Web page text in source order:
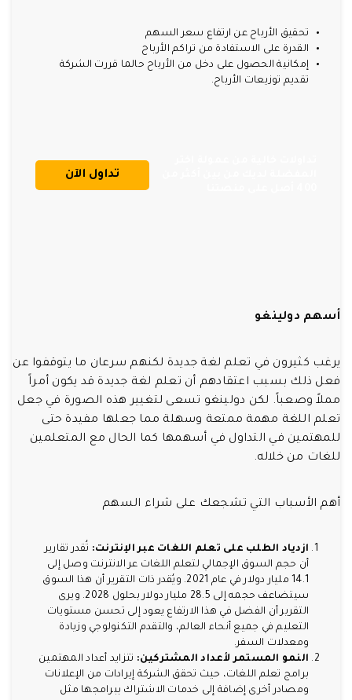
تحقيق الأرباح عن ارتفاع سعر السهم
القدرة على الاستفادة من تراكم الأرباح
إمكانية الحصول على دخل من الأرباح حالما قررت الشركة
تقديم توزيعات الأرباح.
تداول الآن
أسهم دولينغو
يرغب كثيرون في تعلم لغة جديدة لكنهم سرعان ما يتوقفوا عن
فعل ذلك بسبب اعتقادهم أن تعلم لغة جديدة قد يكون أمراً
مملاً وصعباً. لكن دولينغو تسعى لتغيير هذه الصورة في جعل
تعلم اللغة مهمة ممتعة وسهلة مما جعلها مفيدة حتى
للمهتمين في التداول في أسهمها كما الحال مع المتعلمين
للغات من خلاله.
أهم الأسباب التي تشجعك على شراء السهم
ازدياد الطلب على تعلم اللغات عبر الإنترنت: تُقدر تقارير
أن حجم السوق الإجمالي لتعلم اللغات عر الانترنت وصل إلى
14.1 مليار دولار في عام 2021. ويُقدر ذات التقرير أن هذا السوق
سيتضاعف حجمه إلى 28.5 مليار دولار بحلول 2028. ويرى
التقرير أن الفضل في هذا الارتفاع يعود إلى تحسن مستويات
التعليم في جميع أنحاء العالم، والتقدم التكنولوجي وزيادة
ومعدلات السفر.
النمو المستمر لأعداد المشتركين: تتزايد أعداد المهتمين
برامج تعلم اللغات، حيث تحقق الشركة إيرادات من الإعلانات
ومصادر أخرى إضافة إلى خدمات الاشتراك ببرامجها مثل